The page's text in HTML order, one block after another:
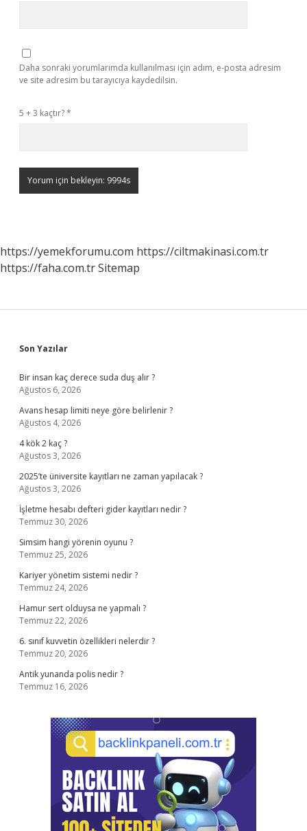
Daha sonraki yorumlarımda kullanılması için adım, e-posta adresim
ve site adresim bu tarayıcıya kaydedilsin.
5 + 3 kaçtır?*
https://yemekforumu.com https://ciltmakinasi.com.tr
https://faha.com.trSitemap
Sidebar
Son Yazılar
Bir insan kaç derece suda duş alır ?
Ağustos 6, 2026
Avans hesap limiti neye göre belirlenir ?
Ağustos 4, 2026
4 kök 2 kaç ?
Ağustos 3, 2026
2025’te üniversite kayıtları ne zaman yapılacak ?
Ağustos 3, 2026
İşletme hesabı defteri gider kayıtları nedir ?
Temmuz 30, 2026
Simsim hangi yörenin oyunu ?
Temmuz 25, 2026
Kariyer yönetim sistemi nedir ?
Temmuz 24, 2026
Hamur sert olduysa ne yapmalı ?
Temmuz 22, 2026
6. sınıf kuvvetin özellikleri nelerdir ?
Temmuz 20, 2026
Antik yunanda polis nedir ?
Temmuz 16, 2026